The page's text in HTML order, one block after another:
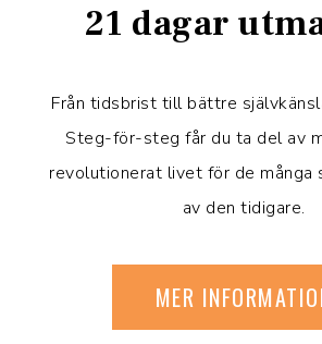
21 dagar
Från tidsbrist till bättre
Steg-för-steg får du ta del av
revolutionerat livet för de
av den tidigare.
MER